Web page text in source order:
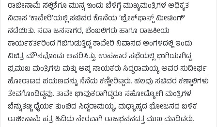
ರಾಜೀನಾಮೆ ಸಲ್ಲಿಕೆಗೂ ಮುನ್ನ ಇಂದು ಬೆಳಿಗ್ಗೆ ಮುಖ್ಯಮಂತ್ರಿಗಳ ಅಧಿಕೃತ
ನಿವಾಸ ‘ಕಾವೇರಿ’ಯಲ್ಲಿ ಸಚಿವರ ಕೊನೆಯ ‘ಬ್ರೇಕ್‌ಫಾಸ್ಟ್‌ ಮೀಟಿಂಗ್’
ನಡೆಯಿತು. ಸದಾ ಜನಸಾಗರ, ಬೆಂಬಲಿಗರು ಹಾಗೂ ರಾಜಕೀಯ
ಕಾರ್ಯಕರ್ತರಿಂದ ಗಿಜಿಗುಡುತ್ತಿದ್ದ ಕಾವೇರಿ ನಿವಾಸದ ಅಂಗಳದಲ್ಲಿ ಇಂದು
ವಿಚಿತ್ರ ಮೌನವೊಂದು ಆವರಿಸಿತ್ತು. ಉಪಹಾರ ಸಭೆಯಲ್ಲಿ ಭಾಗಿಯಾಗಿದ್ದ
ಪ್ರಮುಖ ಮಂತ್ರಿಗಳು ಮತ್ತು ಆಪ್ತ ನಾಯಕರು ಸಿದ್ದರಾಮಯ್ಯ ಅವರ ಸುದೀರ್ಘ
ಹೋರಾಟದ ಪಯಣವನ್ನು ನೆನೆದು ಕಣ್ಣೀರಿಟ್ಟರು. ಹಲವು ಸಚಿವರ ಕಣ್ಣಾಲಿಗಳು
ತೇವಗೊಂಡಿದ್ದವು. ತಾವೇ ಭಾವುಕರಾಗಿದ್ದರೂ ಸಹೋದ್ಯೋಗಿ ಮಂತ್ರಿಗಳ
ಬೆನ್ನುತಟ್ಟಿ ಧೈರ್ಯ ತುಂಬಿದ ಸಿದ್ದರಾಮಯ್ಯ, ಮಧ್ಯಾಹ್ನದ ಭೋಜನದ ಬಳಿಕ
ರಾಜೀನಾಮೆ ಪತ್ರ ಹಿಡಿದು ನೇರವಾಗಿ ರಾಜಭವನದತ್ತ ಮುಖ ಮಾಡಿದರು.